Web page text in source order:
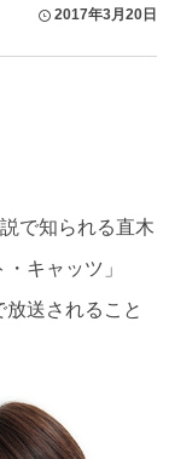
2017年3月20日
で知られる直木
キャッツ」
送されること